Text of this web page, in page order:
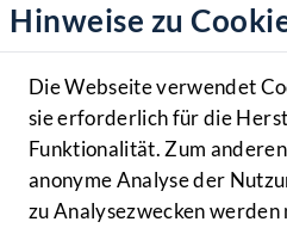
Hilfe
Benutzer
Navigationsmenü
MENÜ
Hinweise zu
Die Webseite verwendet
sie erforderlich für die
Funktionalität. Zum
anonyme Analyse der
zu Analysezwecken